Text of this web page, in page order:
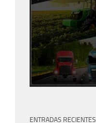
ENTRADAS RECIENTES